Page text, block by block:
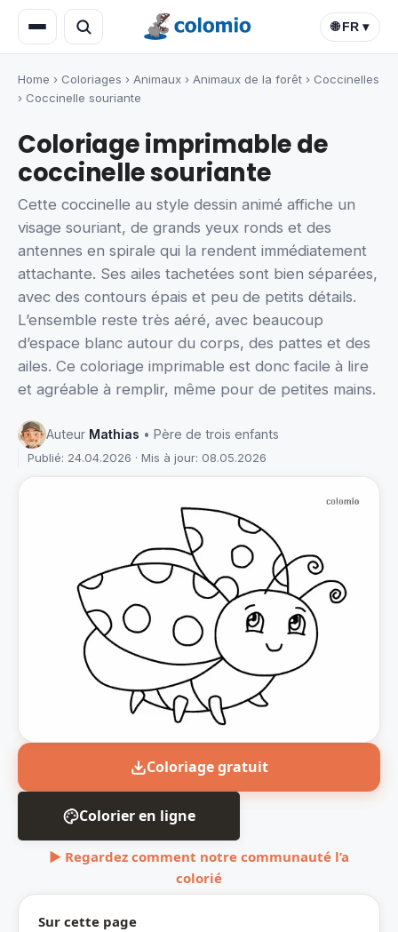
🌐 FR ▾
Home › Coloriages › Animaux › Animaux de la forêt › Coccinelles
› Coccinelle souriante
Coloriage imprimable de
coccinelle souriante
Cette coccinelle au style dessin animé affiche un
visage souriant, de grands yeux ronds et des
antennes en spirale qui la rendent immédiatement
attachante. Ses ailes tachetées sont bien séparées,
avec des contours épais et peu de petits détails.
L’ensemble reste très aéré, avec beaucoup
d’espace blanc autour du corps, des pattes et des
ailes. Ce coloriage imprimable est donc facile à lire
et agréable à remplir, même pour de petites mains.
Auteur Mathias • Père de trois enfants
Publié: 24.04.2026 · Mis à jour: 08.05.2026
Sur cette page
Coloriage gratuit
Colorier en ligne
▶ Regardez comment notre communauté l’a
colorié